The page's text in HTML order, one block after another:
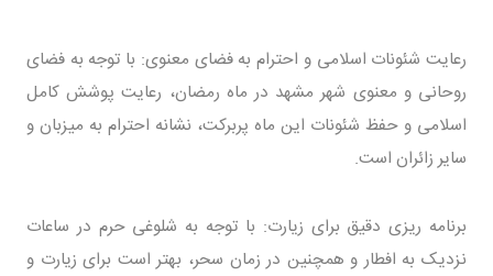
رعایت شئونات اسلامی و احترام به فضای معنوی: با توجه به فضای
روحانی و معنوی شهر مشهد در ماه رمضان، رعایت پوشش کامل
اسلامی و حفظ شئونات این ماه پربرکت، نشانه احترام به میزبان و
سایر زائران است.
برنامه ریزی دقیق برای زیارت: با توجه به شلوغی حرم در ساعات
نزدیک به افطار و همچنین در زمان سحر، بهتر است برای زیارت و